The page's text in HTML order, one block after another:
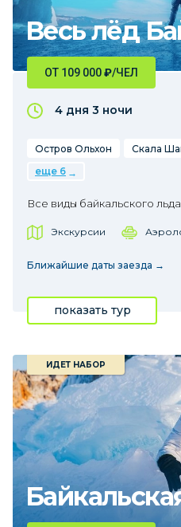
Весь лёд
ОТ 109 000₽/ЧЕЛ
4 дня 3 ночи
Остров Ольхон Скала
еще 6
Все виды байкальского
Экскурсии
Ближайшие даты заезда →
показать тур
ИДЕТ НАБОР